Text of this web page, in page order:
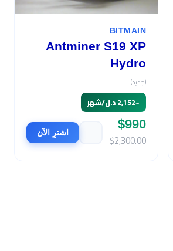
BITMAIN
Antminer S19 XP
Hydro
(جديد)
~2,152 د.ل/شهر
$990
$2,300.00 اشترِ الآن